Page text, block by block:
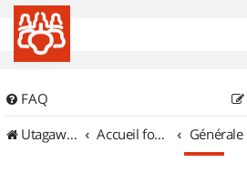
FAQ
UtagawaVTT (Randos VTT et VTTAE avec traces GPS)
Accueil forum Générale